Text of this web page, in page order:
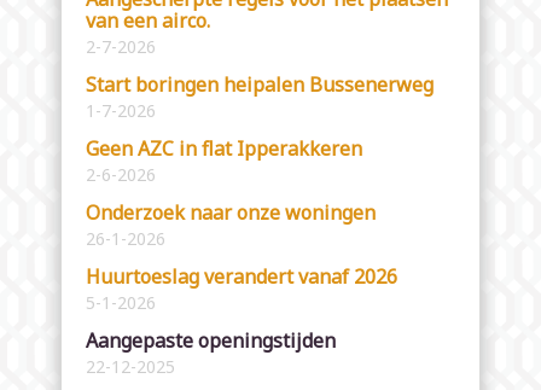
van een airco.
2-7-2026
Start boringen heipalen Bussenerweg
1-7-2026
Geen AZC in flat Ipperakkeren
2-6-2026
Onderzoek naar onze woningen
26-1-2026
Huurtoeslag verandert vanaf 2026
5-1-2026
Aangepaste openingstijden
22-12-2025